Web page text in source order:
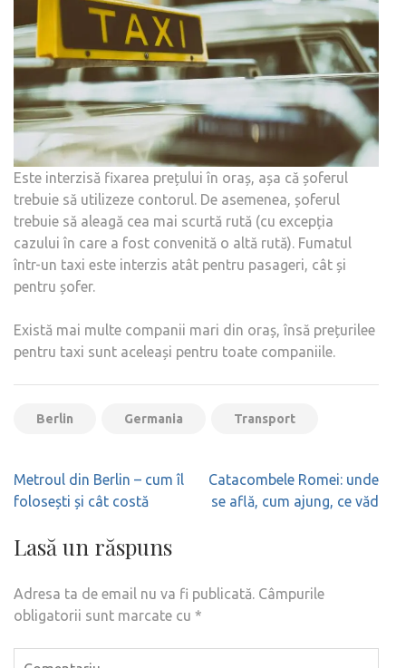
Este interzisă fixarea prețului în oraș, așa că șoferul
trebuie să utilizeze contorul. De asemenea, șoferul
trebuie să aleagă cea mai scurtă rută (cu excepția
cazului în care a fost convenită o altă rută). Fumatul
într-un taxi este interzis atât pentru pasageri, cât și
pentru șofer.
Există mai multe companii mari din oraș, însă prețurilee
pentru taxi sunt aceleași pentru toate companiile.
Berlin Germania Transport
Navigare
în
Metroul din Berlin – cum îl
folosești și cât costă
Catacombele Romei: unde
se află, cum ajung, ce văd
Lasă un răspuns
Adresa ta de email nu va fi publicată. Câmpurile
obligatorii sunt marcate cu *